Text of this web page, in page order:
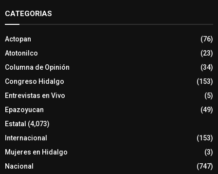
CATEGORIAS
Actopan
(76)
Atotonilco
(23)
Columna de Opinión
(34)
Congreso Hidalgo
(153)
Entrevistas en Vivo
(5)
Epazoyucan
(49)
Estatal (4,073)
Internacional
(153)
Mujeres en Hidalgo
(3)
Nacional
(747)